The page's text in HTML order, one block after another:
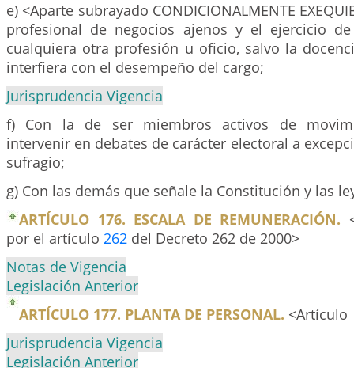
e) <Aparte subrayado CONDICIONALMENTE
profesional de negocios ajenos y el ejercicio
cualquiera otra profesión u oficio, salvo la
interfiera con el desempeño del cargo;
Jurisprudencia Vigencia
f) Con la de ser miembros activos de
intervenir en debates de carácter electoral a
sufragio;
g) Con las demás que señale la Constitución y las
ARTÍCULO 176. ESCALA DE REMUNERACIÓN.
por el artículo 262 del Decreto 262 de 2000>
Notas de Vigencia
Legislación Anterior
ARTÍCULO 177. PLANTA DE PERSONAL. <Artículo
Jurisprudencia Vigencia
Legislación Anterior